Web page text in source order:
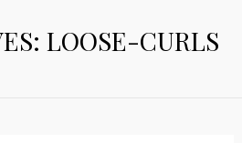
LOOSE-CURLS